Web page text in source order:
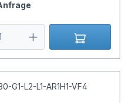
G1-L2-L1-AR1H1-VF4